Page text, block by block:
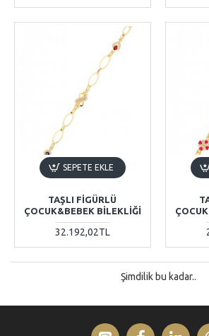
TAŞLI FIGÜRLÜ
ÇOCUK&BEBEK BILEKLIĞI
32.192,02TL
SEPETE EKLE
Şimdilik bu kadar..